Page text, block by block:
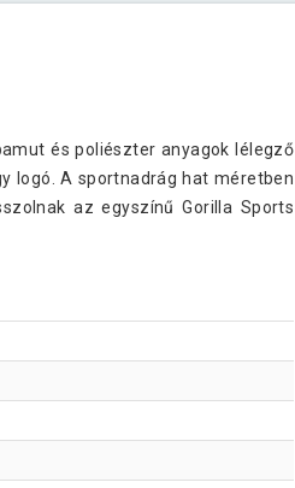
és poliészter anyagok lélegző
logó. A sportnadrág hat méretben
az egyszínű Gorilla Sports